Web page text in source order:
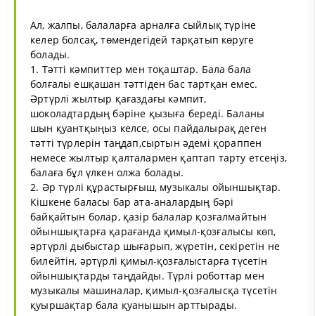
Ал, жалпы, балаларға арналға сыйлық түріне
келер болсақ, төмендегідей тарқатып көруге
болады.
1. Тәтті кәмпиттер мен тоқаштар. Бала бала
болғалы ешқашан тәттіден бас тартқан емес.
Әртүрлі жылтыр қағаздағы кәмпит,
шоколадтардың бәріне қызыға береді. Баланы
шын қуантқыңыз келсе, осы пайдалырақ деген
тәтті түрлерін таңдап,сыртын әдемі қораппен
немесе жылтыр қалталармен қаптап тарту етсеңіз,
балаға бұл үлкен олжа болады.
2. Әр түрлі құрастырғыш, музыкалы ойыншықтар.
Кішкене баласы бар ата-аналардың бәрі
байқайтын болар, қазір балалар қозғалмайтын
ойыншықтарға қарағанда қимыл-қозғалысы көп,
әртүрлі дыбыстар шығарып, жүретін, секіретін не
билейтін, әртүрлі қимыл-қозғалыстарға түсетін
ойыншықтарды таңдайды. Түрлі роботтар мен
музыкалы машиналар, қимыл-қозғалысқа түсетін
қуыршақтар бала қуанышын арттырады.